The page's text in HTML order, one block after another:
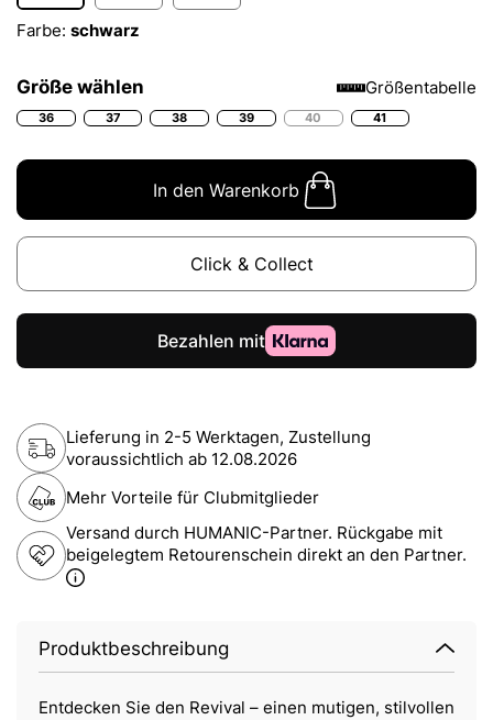
Farbe: schwarz
Größe wählen Größentabelle
36 37 38 39 40 41
In den Warenkorb
Click & Collect
Lieferung in 2-5 Werktagen, Zustellung
voraussichtlich ab 12.08.2026
Mehr Vorteile für Clubmitglieder
Versand durch HUMANIC-Partner. Rückgabe mit
beigelegtem Retourenschein direkt an den Partner.
Produktbeschreibung
Entdecken Sie den Revival – einen mutigen, stilvollen